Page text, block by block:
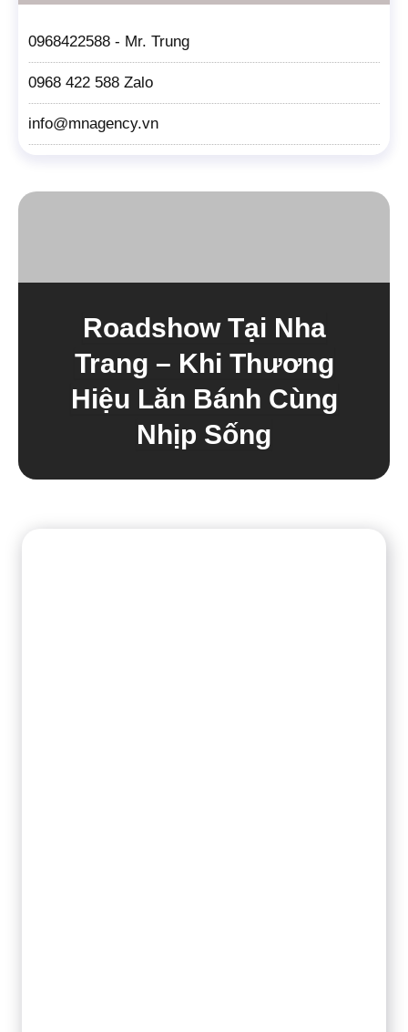
0968422588 - Mr. Trung
0968 422 588 Zalo
info@mnagency.vn
Roadshow Tại Nha
Trang – Khi Thương
Hiệu Lăn Bánh Cùng
Nhịp Sống